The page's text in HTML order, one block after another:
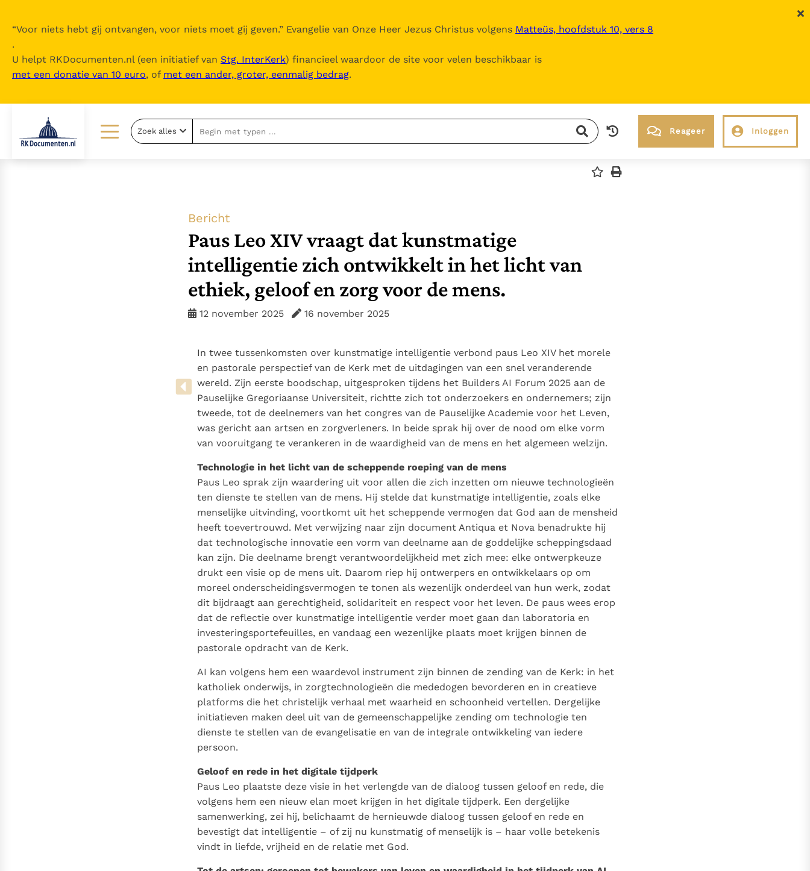
“Voor niets hebt gij ontvangen, voor niets moet gij geven.” Evangelie van Onze Heer Jezus Christus volgens Matteüs, hoofdstuk 10, vers 8
.
U helpt RKDocumenten.nl (een initiatief van Stg. InterKerk) financieel waardoor de site voor velen beschikbaar is
met een donatie van 10 euro, of met een ander, groter, eenmalig bedrag.
Lezen
Nieuwsbrief
Gebruiksvoorwaarden
onze honger vervuld
Leer de kostbare
parel van Gods
koninkrijk te
herkennen
Gods Koninkrijk
groeit stilletjes door
liefde, niet door
dwang
De mystiek. De
verschijnselen en de
autonomie
Wereldvoedselprogramma
toe
Paus Leo XIV in Pavia: "De
stad is zowel een gave
als een taak"
Paus in Pavia: St.
Augustinus toont ons de
kerkelijke documenten van de Rooms
Zoek alles Reageer Inloggen
Bericht
Paus Leo XIV vraagt dat kunstmatige
intelligentie zich ontwikkelt in het licht van
ethiek, geloof en zorg voor de mens.
12 november 2025 16 november 2025
In twee tussenkomsten over kunstmatige intelligentie verbond paus Leo XIV het morele
en pastorale perspectief van de Kerk met de uitdagingen van een snel veranderende
wereld. Zijn eerste boodschap, uitgesproken tijdens het Builders AI Forum 2025 aan de
Pauselijke Gregoriaanse Universiteit, richtte zich tot onderzoekers en ondernemers; zijn
tweede, tot de deelnemers van het congres van de Pauselijke Academie voor het Leven,
was gericht aan artsen en zorgverleners. In beide sprak hij over de nood om elke vorm
van vooruitgang te verankeren in de waardigheid van de mens en het algemeen welzijn.
Technologie in het licht van de scheppende roeping van de mens
Paus Leo sprak zijn waardering uit voor allen die zich inzetten om nieuwe technologieën
ten dienste te stellen van de mens. Hij stelde dat kunstmatige intelligentie, zoals elke
menselijke uitvinding, voortkomt uit het scheppende vermogen dat God aan de mensheid
heeft toevertrouwd. Met verwijzing naar zijn document Antiqua et Nova benadrukte hij
dat technologische innovatie een vorm van deelname aan de goddelijke scheppingsdaad
kan zijn. Die deelname brengt verantwoordelijkheid met zich mee: elke ontwerpkeuze
drukt een visie op de mens uit. Daarom riep hij ontwerpers en ontwikkelaars op om
moreel onderscheidingsvermogen te tonen als wezenlijk onderdeel van hun werk, zodat
dit bijdraagt aan gerechtigheid, solidariteit en respect voor het leven. De paus wees erop
dat de reflectie over kunstmatige intelligentie verder moet gaan dan laboratoria en
investeringsportefeuilles, en vandaag een wezenlijke plaats moet krijgen binnen de
pastorale opdracht van de Kerk.
AI kan volgens hem een waardevol instrument zijn binnen de zending van de Kerk: in het
katholiek onderwijs, in zorgtechnologieën die mededogen bevorderen en in creatieve
platforms die het christelijk verhaal met waarheid en schoonheid vertellen. Dergelijke
initiatieven maken deel uit van de gemeenschappelijke zending om technologie ten
dienste te stellen van de evangelisatie en van de integrale ontwikkeling van iedere
persoon.
Geloof en rede in het digitale tijdperk
Paus Leo plaatste deze visie in het verlengde van de dialoog tussen geloof en rede, die
volgens hem een nieuw elan moet krijgen in het digitale tijdperk. Een dergelijke
samenwerking, zei hij, belichaamt de hernieuwde dialoog tussen geloof en rede en
bevestigt dat intelligentie – of zij nu kunstmatig of menselijk is – haar volle betekenis
vindt in liefde, vrijheid en de relatie met God.